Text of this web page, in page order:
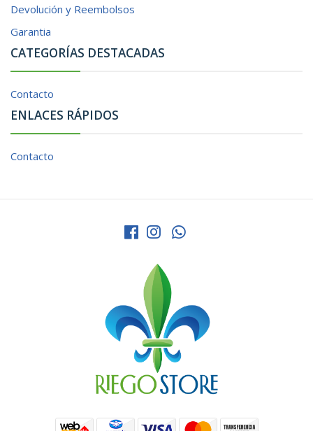
Devolución y Reembolsos
Garantia
CATEGORÍAS DESTACADAS
Contacto
ENLACES RÁPIDOS
Contacto